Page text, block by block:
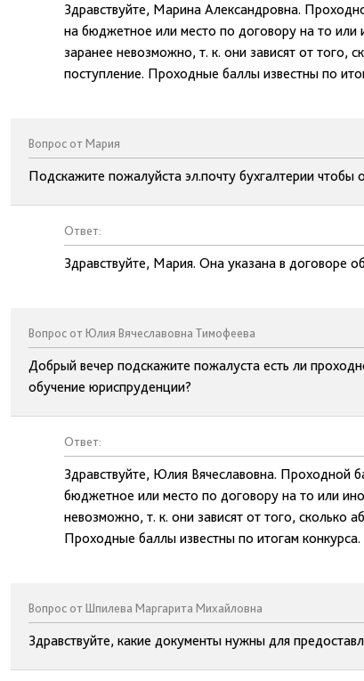
Здравствуйте, Марина Александровна.
на бюджетное или место по договору на то или
заранее невозможно, т. к. они зависят от того,
поступление. Проходные баллы известны по
Вопрос от Мария
Подскажите пожалуйста эл.почту бухгалтерии чтобы
Ответ:
Здравствуйте, Мария. Она указана в договоре
Вопрос от Юлия Вячеславовна Тимофеева
Добрый вечер подскажите пожалуста есть ли
обучение юриспруденции?
Ответ:
Здравствуйте, Юлия Вячеславовна. Проходной
бюджетное или место по договору на то или
невозможно, т. к. они зависят от того, сколько
Проходные баллы известны по итогам конкурса.
Вопрос от Шпилева Маргарита Михайловна
Здравствуйте, какие документы нужны для